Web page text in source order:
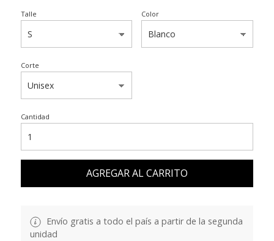
Talle Color
Corte
Cantidad
AGREGAR AL CARRITO
Envío gratis a todo el país a partir de la segunda
unidad